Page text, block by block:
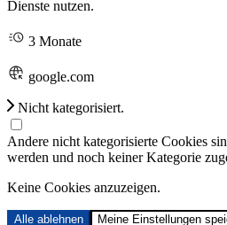
Dienste nutzen.
3 Monate
google.com
Nicht kategorisiert.
Andere nicht kategorisierte Cookies
werden und noch keiner Kategorie
Keine Cookies anzuzeigen.
Alle ablehnen Meine Einstellungen